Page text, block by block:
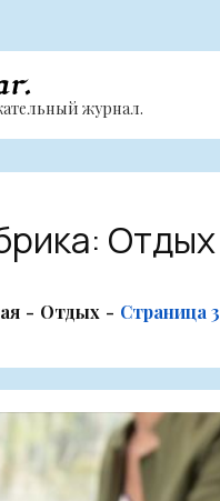
журнал.
Отдых
Отдых Страница 3